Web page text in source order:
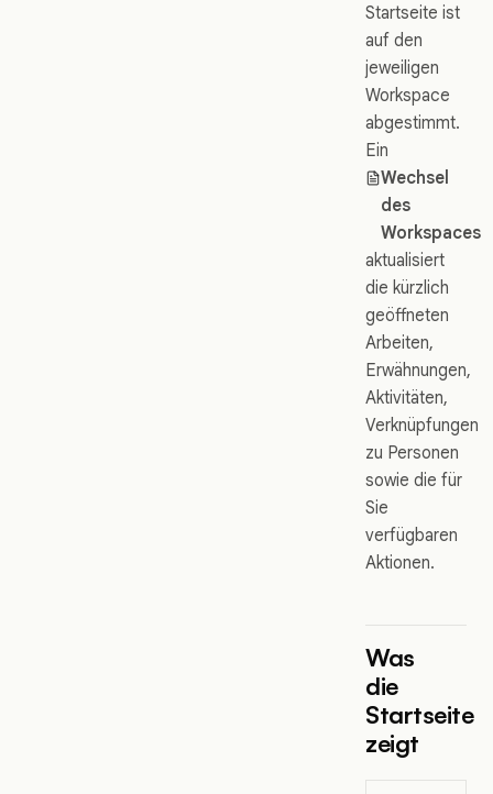
Startseite ist
auf den
jeweiligen
Workspace
abgestimmt.
Ein
Wechsel
des
Workspaces
aktualisiert
die kürzlich
geöffneten
Arbeiten,
Erwähnungen,
Aktivitäten,
Verknüpfungen
zu Personen
sowie die für
Sie
verfügbaren
Aktionen.
Was
die
Startseite
zeigt